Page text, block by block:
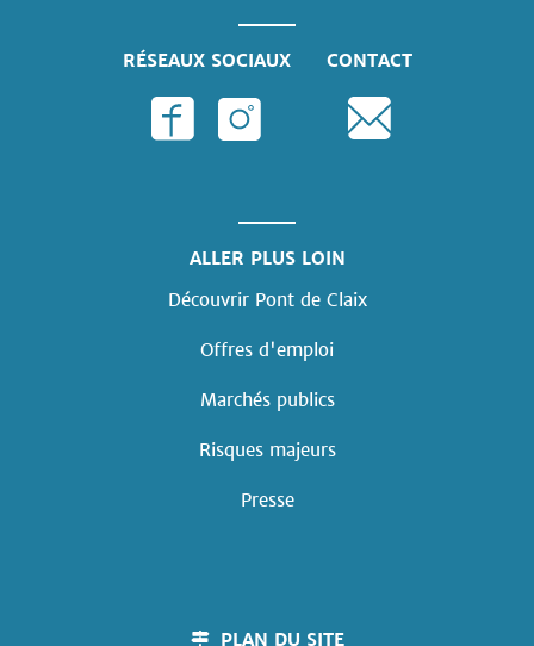
RÉSEAUX SOCIAUX CONTACT
ALLER PLUS LOIN
Découvrir Pont de Claix
Offres d'emploi
Marchés publics
Risques majeurs
Presse
PLAN DU SITE